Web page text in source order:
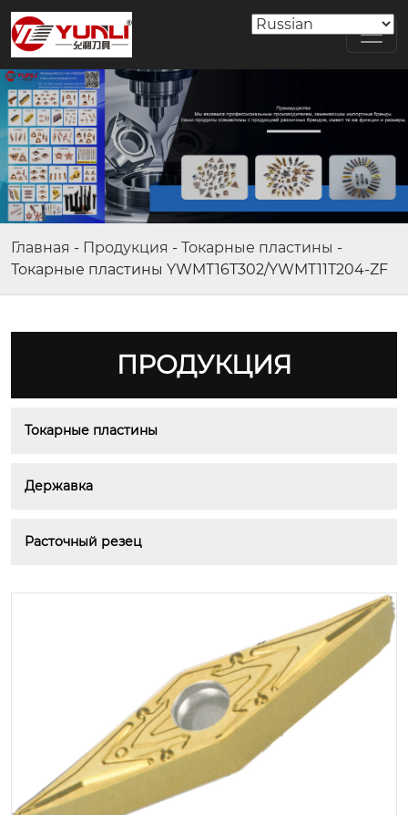
Главная - Продукция - Токарные пластины -
Токарные пластины YWMT16T302/YWMT11T204-ZF
ПРОДУКЦИЯ
Токарные пластины
Державка
Расточный резец